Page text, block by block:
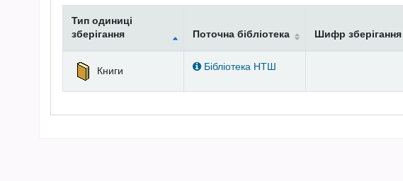
Фонди
Тип одиниці
зберігання
Поточна бібліотека Шифр зберігання
Книги Бібліотека НТШ